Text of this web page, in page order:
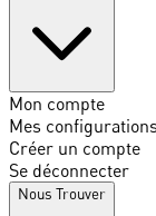
Mon compte
Mes configurations
Créer un compte
Se déconnecter
Nous Trouver